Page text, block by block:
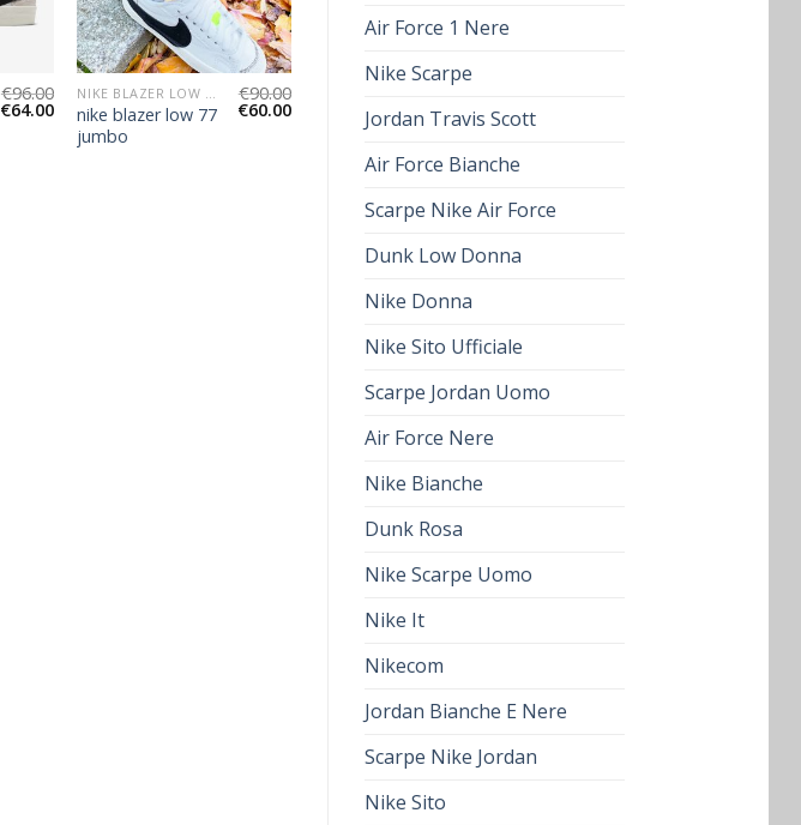
Air Force 1 Nere
Nike Scarpe
Jordan Travis Scott
Air Force Bianche
Scarpe Nike Air Force
Dunk Low Donna
Nike Donna
Nike Sito Ufficiale
Scarpe Jordan Uomo
Air Force Nere
Nike Bianche
Dunk Rosa
Nike Scarpe Uomo
Nike It
Nikecom
Jordan Bianche E Nere
Scarpe Nike Jordan
Nike Sito
€96.00
€64.00
nike blazer low 77
jumbo
€90.00
€60.00